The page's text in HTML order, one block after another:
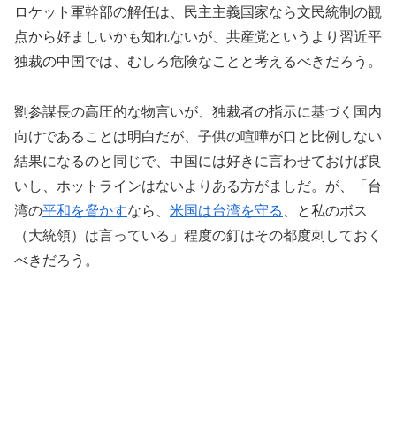
ロケット軍幹部の解任は、民主主義国家なら文民統制の観
点から好ましいかも知れないが、共産党というより習近平
独裁の中国では、むしろ危険なことと考えるべきだろう。
劉参謀長の高圧的な物言いが、独裁者の指示に基づく国内
向けであることは明白だが、子供の喧嘩が口と比例しない
結果になるのと同じで、中国には好きに言わせておけば良
いし、ホットラインはないよりある方がましだ。が、「台
湾の平和を脅かすなら、 米国は台湾を守る
、と私のボス
（大統領）は言っている」程度の釘はその都度刺しておく
べきだろう。